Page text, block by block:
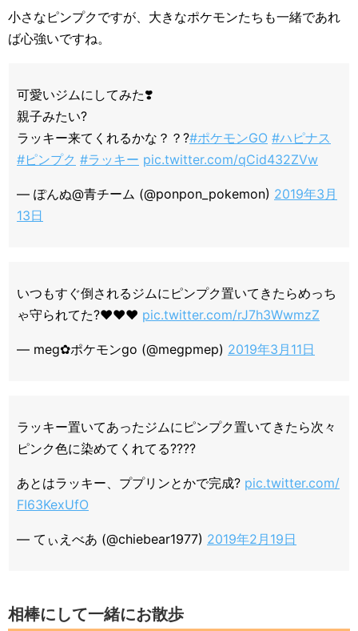
小さなピンプクですが、大きなポケモンたちも一緒であれ
ば心強いですね。
可愛いジムにしてみた❣️
親子みたい?
ラッキー来てくれるかな？？?#ポケモンGO #ハピナス
#ピンプク #ラッキー pic.twitter.com/qCid432ZVw
— ぽんぬ@青チーム (@ponpon_pokemon) 2019年3月
13日
いつもすぐ倒されるジムにピンプク置いてきたらめっち
ゃ守られてた?❤️❤️❤️ pic.twitter.com/rJ7h3WwmzZ
— meg✿ポケモンgo (@megpmep) 2019年3月11日
ラッキー置いてあったジムにピンプク置いてきたら次々
ピンク色に染めてくれてる????
あとはラッキー、ププリンとかで完成? pic.twitter.com/
FI63KexUfO
— てぃえべあ (@chiebear1977) 2019年2月19日
相棒にして一緒にお散歩